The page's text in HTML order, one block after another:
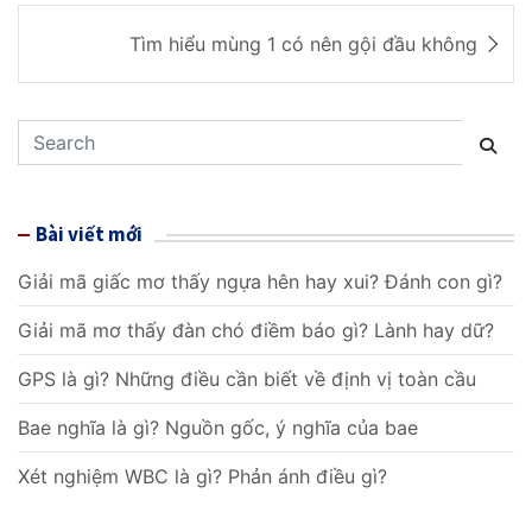
i
ề
u
ư
ớ
n
g
b
à
Tìm hiểu mùng 1 có nên gội đầu không
e
h
Bài viết mới
Giải mã giấc mơ thấy ngựa hên hay xui? Đánh con gì?
Giải mã mơ thấy đàn chó điềm báo gì? Lành hay dữ?
GPS là gì? Những điều cần biết về định vị toàn cầu
Bae nghĩa là gì? Nguồn gốc, ý nghĩa của bae
Xét nghiệm WBC là gì? Phản ánh điều gì?